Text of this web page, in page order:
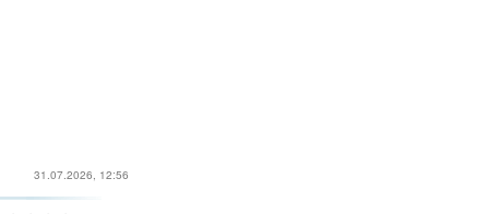
31.07.2026, 12:56